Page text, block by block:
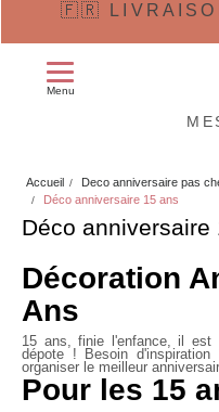
🇫🇷
Menu
Accueil Deco anniversaire pas
Déco anniversaire 15 ans
Déco anniversaire
Décoration
Ans
15 ans, finie l'enfance, il est
dépote ! Besoin
organiser le meilleur
Pour les 15